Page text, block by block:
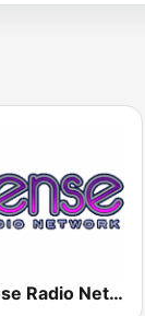
Rense Radio Network